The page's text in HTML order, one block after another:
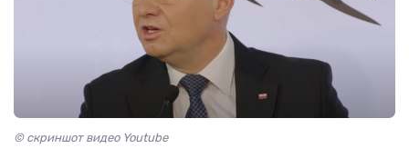
© скриншот видео Youtube